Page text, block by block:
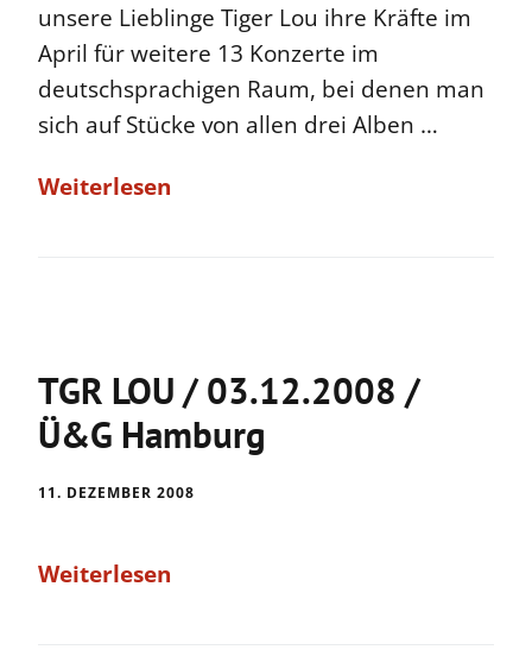
unsere Lieblinge Tiger Lou ihre Kräfte im
April für weitere 13 Konzerte im
deutschsprachigen Raum, bei denen man
sich auf Stücke von allen drei Alben …
Weiterlesen
TGR LOU / 03.12.2008 /
Ü&G Hamburg
11. DEZEMBER 2008
Weiterlesen